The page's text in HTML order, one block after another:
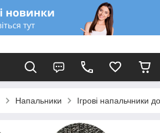
Напальники Ігрові напальчники